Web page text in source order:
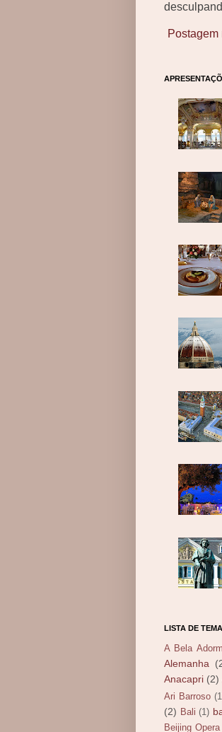
Postagem
LISTA DE
A Bela
Alemanha
Anacapri (2)
Ari Barroso
(2) Bali (1)
Beijing Opera